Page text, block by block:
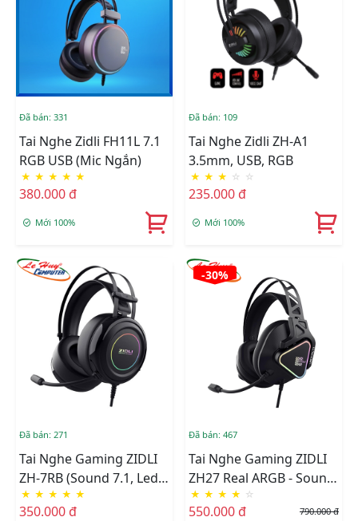
Đã bán: 331
Tai Nghe Zidli FH11L 7.1
RGB USB (Mic Ngắn)
★ ★ ★ ★ ★
380.000 đ
Mới 100%
Đã bán: 109
Tai Nghe Zidli ZH-A1
3.5mm, USB, RGB
★ ★ ★ ☆ ☆
235.000 đ
Mới 100%
Đã bán: 271
Tai Nghe Gaming ZIDLI
ZH-7RB (Sound 7.1, Led
Fix RGB)
★ ★ ★ ★ ★
350.000 đ
-30%
Đã bán: 467
Tai Nghe Gaming ZIDLI
ZH27 Real ARGB - Sound
7.1
★ ★ ★ ★ ☆
550.000 đ 790.000 đ